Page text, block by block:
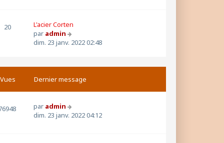
d
n
e
r
e
s
20
L'acier Corten
par admin
o
l
e
n
dim. 23 janv. 2022 02:48
Vues Dernier message
par admin
dim. 23 janv. 2022 04:12